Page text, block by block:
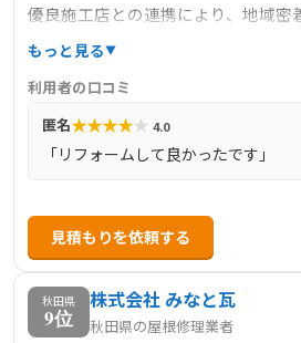
優良施工店との連携により、地域密
し、外壁塗装・屋根塗装に関するご
り手抜き工事を防ぎ、高品質な工事
います。無料診断から始められ、
にしています。
もっと見る
利用者の口コミ
匿名★★★★★ 4.0
「リフォームして良かったです」
見積もりを依頼する
秋田県
9位
株式会社 みなと瓦
秋田県の屋根修理業者